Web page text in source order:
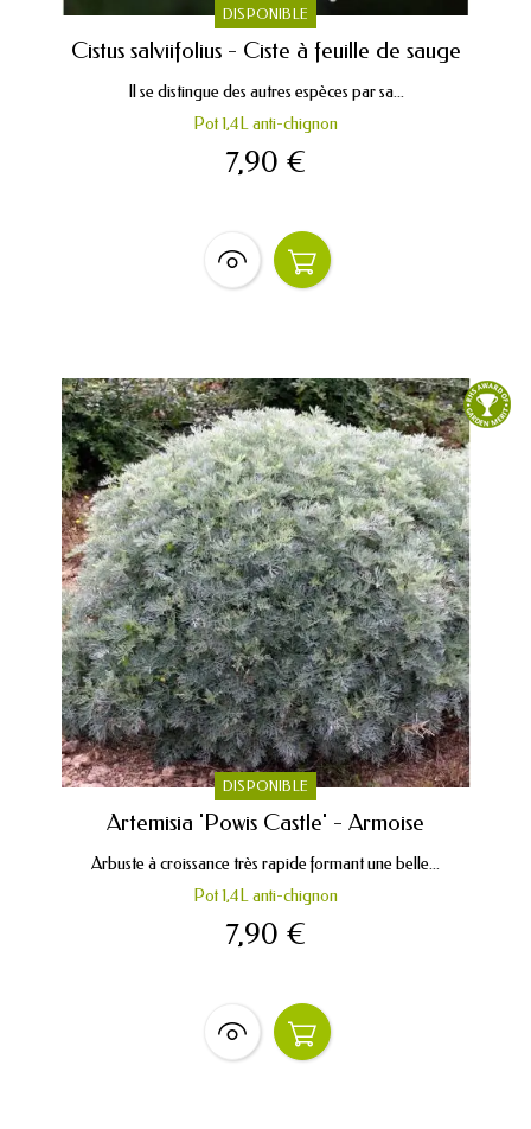
DISPONIBLE
Cistus salviifolius - Ciste à feuille de sauge
Il se distingue des autres espèces par sa...
Pot 1,4L anti-chignon
7,90 €
DISPONIBLE
Artemisia 'Powis Castle' - Armoise
Arbuste à croissance très rapide formant une belle...
Pot 1,4L anti-chignon
7,90 €